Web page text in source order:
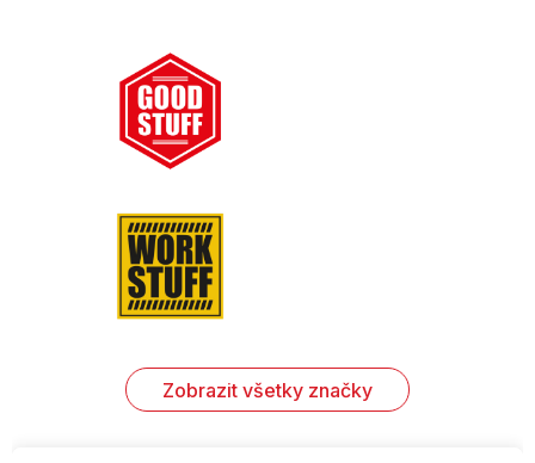
Zobrazit všetky značky